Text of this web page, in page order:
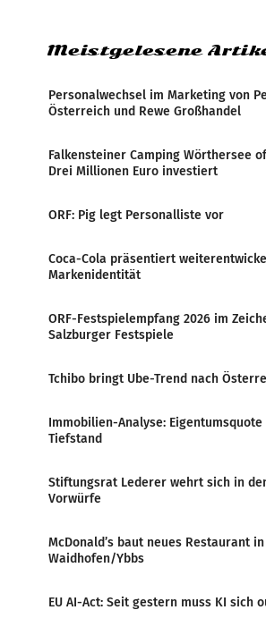
Meistgelesene
Personalwechsel im Marketing von
Österreich und Rewe Großhandel
Falkensteiner Camping Wörthersee
Drei Millionen Euro investiert
ORF: Pig legt Personalliste vor
Coca-Cola präsentiert
Markenidentität
ORF-Festspielempfang 2026 im
Salzburger Festspiele
Tchibo bringt Ube-Trend nach
Immobilien-Analyse:
Tiefstand
Stiftungsrat Lederer wehrt sich in
Vorwürfe
McDonald’s baut neues Restaurant in
Waidhofen/Ybbs
EU AI-Act: Seit gestern muss KI sich